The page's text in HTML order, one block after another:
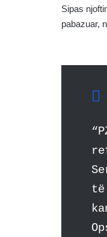
Sipas
pabazuar,